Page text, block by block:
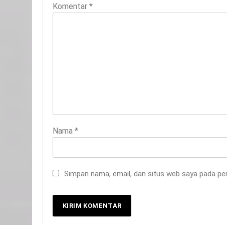
Komentar *
Nama *
Simpan nama, email, dan situs web saya pada
Selamat Hari Kebangkitan
Iklan Pemerintah Kabupaten
Siak